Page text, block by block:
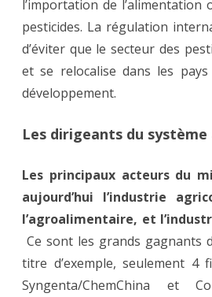
l’importation de l’alimentation
pesticides. La régulation
d’éviter que le secteur des
et se relocalise dans les
développement.
Les dirigeants du
Les principaux acteurs du
aujourd’hui l’industrie
l’agroalimentaire, et
Ce sont les grands gagnants
titre d’exemple, seulement 4
Syngenta/ChemChina et